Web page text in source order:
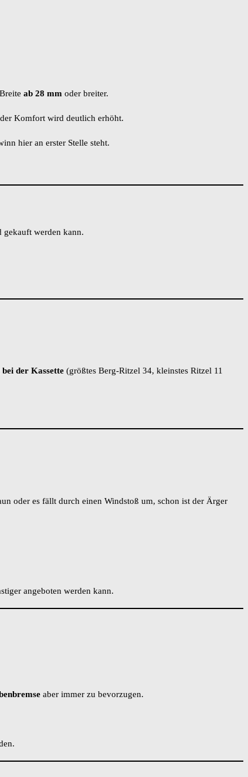
ab 28 mm oder breiter.
Komfort wird deutlich erhöht.
hier an erster Stelle steht.
gekauft werden kann.
bei der Kassette (größtes Berg-Ritzel 34, kleinstes Ritzel 11
oder es fällt durch einen Windstoß um, schon ist der Ärger
angeboten werden kann.
aber immer zu bevorzugen.